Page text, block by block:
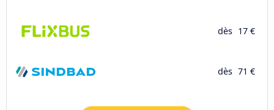
dès 17 €
dès 71 €